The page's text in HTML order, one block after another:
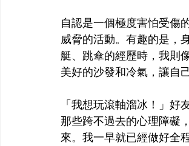
自認是一個極度害怕受傷
威脅的活動。有趣的是，
艇、跳傘的經歷時，我則
美好的沙發和冷氣，讓自
「我想玩滾軸溜冰！」好
那些跨不過去的心理障礙
來。我一早就已經做好全